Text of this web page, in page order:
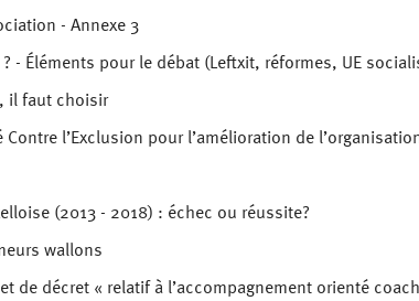
- Annexe 3
- Éléments pour le débat (Leftxit, réformes, UE
il faut choisir
l’Exclusion pour l’amélioration de
(2013 - 2018) : échec ou réussite?
wallons
de décret « relatif à l’accompagnement orienté